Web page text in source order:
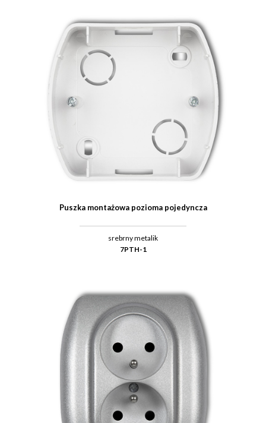
Puszka montażowa pozioma pojedyncza
srebrny metalik
7PTH-1